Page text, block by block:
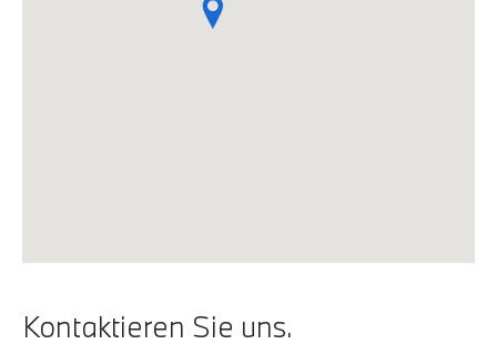
Kontaktieren Sie uns.